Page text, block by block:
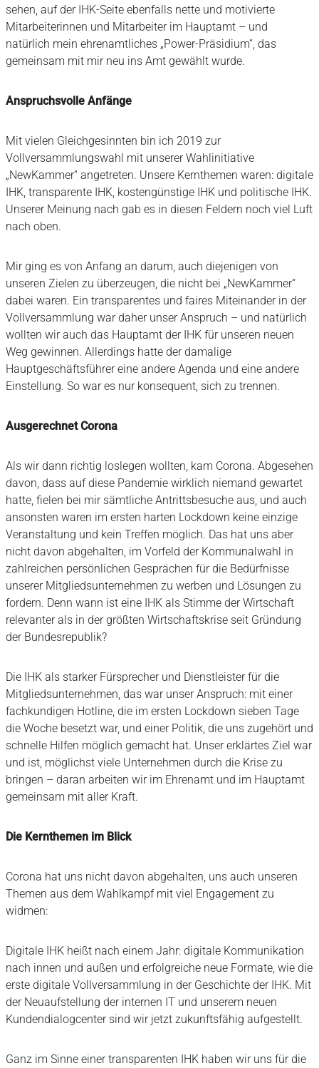
sehen, auf der IHK-Seite ebenfalls nette und motivierte
Mitarbeiterinnen und Mitarbeiter im Hauptamt – und
natürlich mein ehrenamtliches „Power-Präsidium“, das
gemeinsam mit mir neu ins Amt gewählt wurde.
Anspruchsvolle Anfänge
Mit vielen Gleichgesinnten bin ich 2019 zur
Vollversammlungswahl mit unserer Wahlinitiative
„NewKammer“ angetreten. Unsere Kernthemen waren: digitale
IHK, transparente IHK, kostengünstige IHK und politische IHK.
Unserer Meinung nach gab es in diesen Feldern noch viel Luft
nach oben.
Mir ging es von Anfang an darum, auch diejenigen von
unseren Zielen zu überzeugen, die nicht bei „NewKammer“
dabei waren. Ein transparentes und faires Miteinander in der
Vollversammlung war daher unser Anspruch – und natürlich
wollten wir auch das Hauptamt der IHK für unseren neuen
Weg gewinnen. Allerdings hatte der damalige
Hauptgeschäftsführer eine andere Agenda und eine andere
Einstellung. So war es nur konsequent, sich zu trennen.
Ausgerechnet Corona
Als wir dann richtig loslegen wollten, kam Corona. Abgesehen
davon, dass auf diese Pandemie wirklich niemand gewartet
hatte, fielen bei mir sämtliche Antrittsbesuche aus, und auch
ansonsten waren im ersten harten Lockdown keine einzige
Veranstaltung und kein Treffen möglich. Das hat uns aber
nicht davon abgehalten, im Vorfeld der Kommunalwahl in
zahlreichen persönlichen Gesprächen für die Bedürfnisse
unserer Mitgliedsunternehmen zu werben und Lösungen zu
fordern. Denn wann ist eine IHK als Stimme der Wirtschaft
relevanter als in der größten Wirtschaftskrise seit Gründung
der Bundesrepublik?
Die IHK als starker Fürsprecher und Dienstleister für die
Mitgliedsunternehmen, das war unser Anspruch: mit einer
fachkundigen Hotline, die im ersten Lockdown sieben Tage
die Woche besetzt war, und einer Politik, die uns zugehört und
schnelle Hilfen möglich gemacht hat. Unser erklärtes Ziel war
und ist, möglichst viele Unternehmen durch die Krise zu
bringen – daran arbeiten wir im Ehrenamt und im Hauptamt
gemeinsam mit aller Kraft.
Die Kernthemen im Blick
Corona hat uns nicht davon abgehalten, uns auch unseren
Themen aus dem Wahlkampf mit viel Engagement zu
widmen:
Digitale IHK heißt nach einem Jahr: digitale Kommunikation
nach innen und außen und erfolgreiche neue Formate, wie die
erste digitale Vollversammlung in der Geschichte der IHK. Mit
der Neuaufstellung der internen IT und unserem neuen
Kundendialogcenter sind wir jetzt zukunftsfähig aufgestellt.
Ganz im Sinne einer transparenten IHK haben wir uns für die